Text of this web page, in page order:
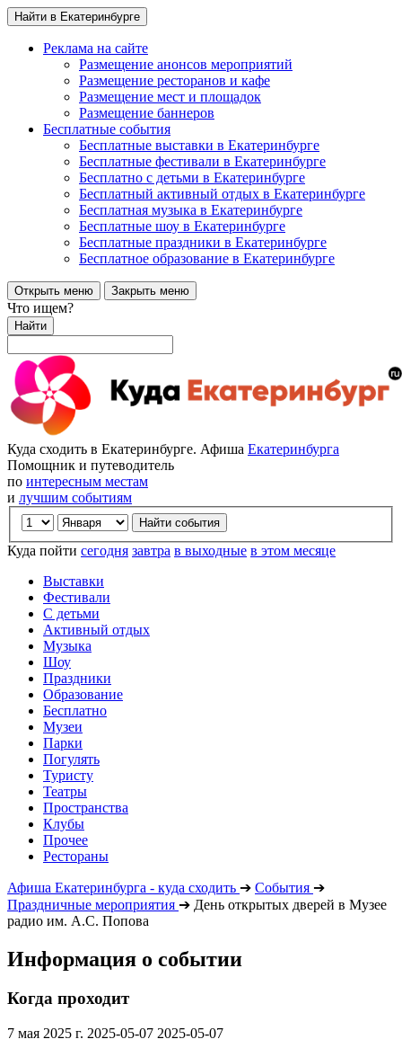
Найти в Екатеринбурге
Реклама на сайте
Размещение анонсов мероприятий
Размещение ресторанов и кафе
Размещение мест и площадок
Размещение баннеров
Бесплатные события
Бесплатные выставки в Екатеринбурге
Бесплатные фестивали в Екатеринбурге
Бесплатно с детьми в Екатеринбурге
Бесплатный активный отдых в Екатеринбурге
Бесплатная музыка в Екатеринбурге
Бесплатные шоу в Екатеринбурге
Бесплатные праздники в Екатеринбурге
Бесплатное образование в Екатеринбурге
Открыть меню Закрыть меню
Что ищем?
Найти
Куда сходить в Екатеринбурге. Афиша Екатеринбурга
Помощник и путеводитель
по интересным местам
и лучшим событиям
Куда пойти сегодня завтра в выходные в этом месяце
Выставки
Фестивали
С детьми
Активный отдых
Музыка
Шоу
Праздники
Образование
Бесплатно
Музеи
Парки
Погулять
Туристу
Театры
Пространства
Клубы
Прочее
Рестораны
Афиша Екатеринбурга - куда сходить ➔ События ➔
Праздничные мероприятия ➔ День открытых дверей в Музее
радио им. А.С. Попова
Информация о событии
Когда проходит
7 мая 2025 г. 2025-05-07 2025-05-07